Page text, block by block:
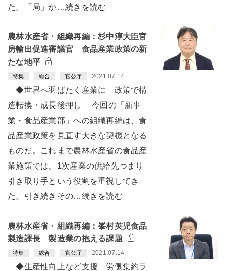
た。「局」か…続きを読む
農林水産省・組織再編：杉中淳大臣官
房輸出促進審議官 食品産業政策の新
たな地平
特集 総合 官公庁 2021.07.14
◆世界へ羽ばたく産業に 政策で構
造転換・成長後押し 今回の「新事
業・食品産業部」への組織再編は、食
品産業政策を見直す大きな契機となる
ものだ。これまで農林水産省の食品産
業施策では、1次産業の供給先つまり
引き取り手という役割を重視してき
た。引き続きその…続きを読む
農林水産省・組織再編：峯村英児食品
製造課長 製造業の抱える課題
特集 総合 官公庁 2021.07.14
◆生産性向上など支援 労働集約ラ